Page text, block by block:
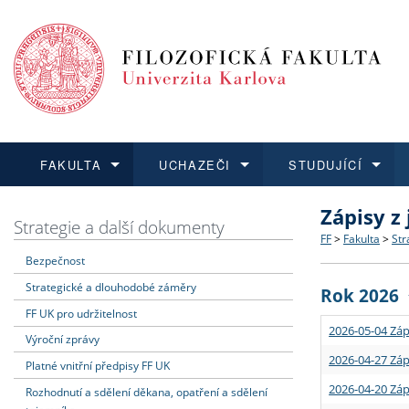
FAKULTA
Dozvědět se více
Struktura
Strategie
Podpora
UCHAZEČI
Podat přihlášku
Co
Učitelské
STUDUJÍCÍ
Dozvědět se více
Rigorózní
Dozvědět se více
O vědě a
Granty a
Dozvědět se více
Aktuální
Strategie a další dokumenty
Bezpečnost
Strategické a dlouhodobé záměry
FF UK pro udržitelnost
Výroční zprávy
Platné vnitřní předpisy FF UK
Rozhodnutí a sdělení děkana, opatření a sdělení
Zápisy
FF > Fakulta >
Rok 2026
2026-05-04
2026-04-27
2026-04-20